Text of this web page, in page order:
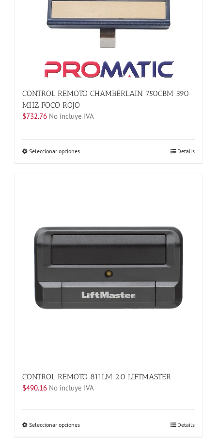
CONTROL REMOTO CHAMBERLAIN 750CBM 390
MHZ FOCO ROJO
$732.76 No incluye IVA
Seleccionar opcionesEste
se
pueden
elegir
la
página
de
producto
Details
CONTROL REMOTO 811LM 2.0 LIFTMASTER
$490.16 No incluye IVA
Seleccionar opcionesEste
Details